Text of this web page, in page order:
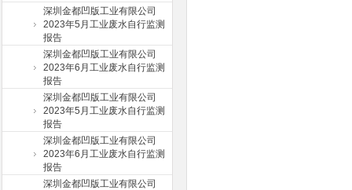
深圳金都凹版工业有限公司
2023年5月工业废水自行监测
报告
深圳金都凹版工业有限公司
2023年6月工业废水自行监测
报告
深圳金都凹版工业有限公司
2023年5月工业废水自行监测
报告
深圳金都凹版工业有限公司
2023年6月工业废水自行监测
报告
深圳金都凹版工业有限公司